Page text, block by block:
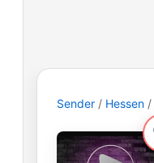
Sender Hessen